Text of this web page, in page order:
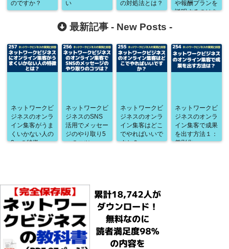
のですか？
い
の対処法とは？
や報酬プランを
説明するのはあ
最新記事 - New Posts -
ネットワークビ
ジネスのオンラ
イン集客がうま
くいかない人の
3つの特徴
ネットワークビ
ジネスのSNS
活用でメッセー
ジのやり取り5
つのコツ
ネットワークビ
ジネスのオンラ
イン集客はどこ
でやればいいで
すか？
ネットワークビ
ジネスのオンラ
イン集客で成果
を出す方法１：
差別化